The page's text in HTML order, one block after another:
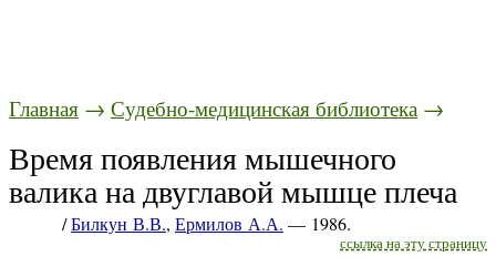
Главная → Судебно-медицинская библиотека →
Время появления мышечного
валика на двуглавой мышце плеча
/Билкун В.В., Ермилов А.А. — 1986.
ссылка на эту страницу